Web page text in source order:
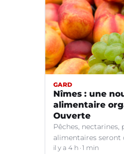
GARD
Nîmes : une
alimentaire
Ouverte
Pêches,
alimentaires
vendredi 7 août par
il y a 4 h 1 min